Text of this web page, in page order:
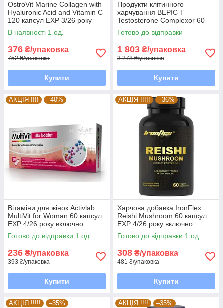
OstroVit Marine Collagen with
Hyaluronic Acid and Vitamin C
120 капсул EXP 3/26 року
включно
В наявності 1 од.
376 ₴/упаковка
752 ₴/упаковка
Купити
Продукти клітинного
харчування BEPIC T
Testosterone Complexor 60
капсул EXP 6/26 року
включно
Готово до відправки
1 803 ₴/упаковка
3 278 ₴/упаковка
Купити
АКЦІЯ !!!! –40%
Вітаміни для жінок Activlab
MultiVit for Woman 60 капсул
EXP 4/26 року включно
Готово до відправки 1 од.
236 ₴/упаковка
393 ₴/упаковка
Купити
АКЦІЯ !!!!! –36%
Харчова добавка IronFlex
Reishi Mushroom 60 капсул
EXP 4/26 року включно
Готово до відправки 1 од.
308 ₴/упаковка
481 ₴/упаковка
Купити
АКЦІЯ !!!!! –35% АКЦІЯ !!!! –35%